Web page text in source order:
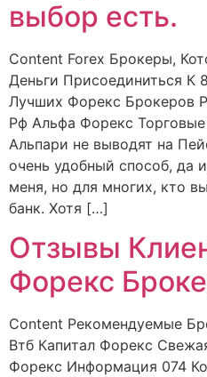
выбор есть.
Content Forex Брокеры,
Деньги Присоединиться К
Лучших Форекс Брокеров
Рф Альфа Форекс
Альпари не выводят на
очень удобный способ, да
меня, но для многих, кто
банк. Хотя […]
Отзывы
Форекс
Content Рекомендуемые
Втб Капитал Форекс
Форекс Информация 074